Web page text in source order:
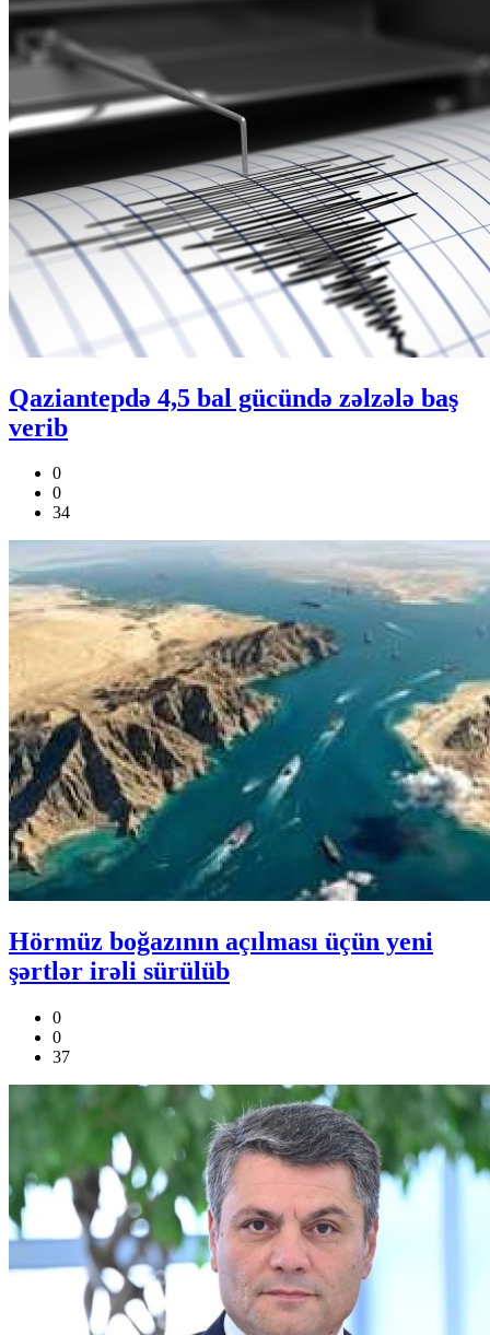
Qaziantepdə 4,5 bal gücündə zəlzələ baş
verib
0
0
34
Hörmüz boğazının açılması üçün yeni
şərtlər irəli sürülüb
0
0
37